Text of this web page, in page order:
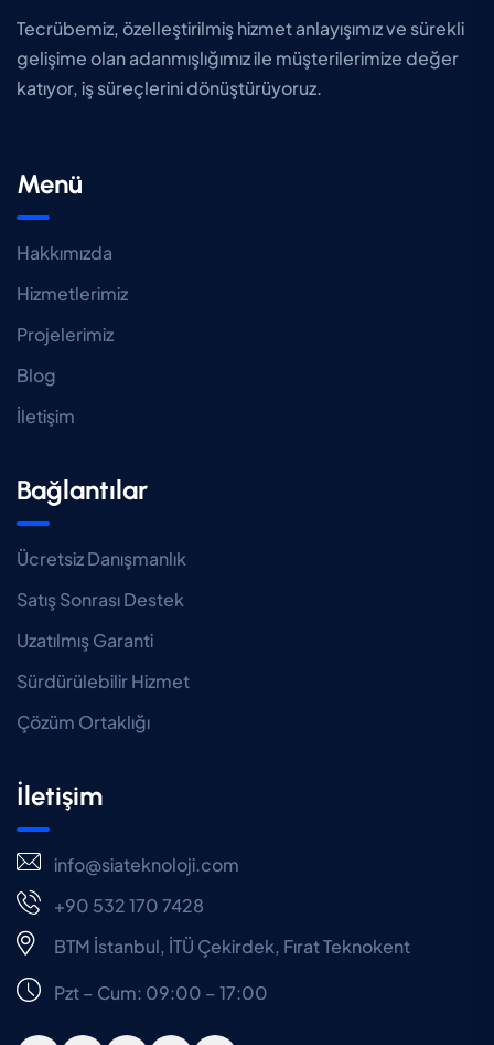
Tecrübemiz, özelleştirilmiş hizmet anlayışımız ve sürekli
gelişime olan adanmışlığımız ile müşterilerimize değer
katıyor, iş süreçlerini dönüştürüyoruz.
Menü
Hakkımızda
Hizmetlerimiz
Projelerimiz
Blog
İletişim
Bağlantılar
Ücretsiz Danışmanlık
Satış Sonrası Destek
Uzatılmış Garanti
Sürdürülebilir Hizmet
Çözüm Ortaklığı
İletişim
info@siateknoloji.com
+90 532 170 7428
BTM İstanbul, İTÜ Çekirdek, Fırat Teknokent
Pzt – Cum: 09:00 – 17:00